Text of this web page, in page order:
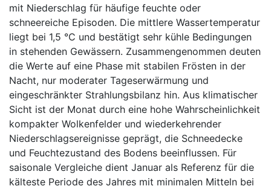
mit Niederschlag für häufige feuchte oder
schneereiche Episoden. Die mittlere Wassertemperatur
liegt bei 1,5 °C und bestätigt sehr kühle Bedingungen
in stehenden Gewässern. Zusammengenommen deuten
die Werte auf eine Phase mit stabilen Frösten in der
Nacht, nur moderater Tageserwärmung und
eingeschränkter Strahlungsbilanz hin. Aus klimatischer
Sicht ist der Monat durch eine hohe Wahrscheinlichkeit
kompakter Wolkenfelder und wiederkehrender
Niederschlagsereignisse geprägt, die Schneedecke
und Feuchtezustand des Bodens beeinflussen. Für
saisonale Vergleiche dient Januar als Referenz für die
kälteste Periode des Jahres mit minimalen Mitteln bei